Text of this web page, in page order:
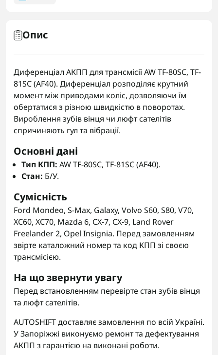
Опис
Диференціал АКПП для трансмісії AW TF-80SC, TF-
81SC (AF40). Диференціал розподіляє крутний
момент між приводами коліс, дозволяючи їм
обертатися з різною швидкістю в поворотах.
Вироблення зубів вінця чи люфт сателітів
спричиняють гул та вібрації.
Основні дані
Тип КПП: AW TF-80SC, TF-81SC (AF40).
Стан: Б/У.
Сумісність
Ford Mondeo, S-Max, Galaxy, Volvo S60, S80, V70,
XC60, XC70, Mazda 6, CX-7, CX-9, Land Rover
Freelander 2, Opel Insignia. Перед замовленням
звірте каталожний номер та код КПП зі своєю
трансмісією.
На що звернути увагу
Перед встановленням перевірте стан зубів вінця
та люфт сателітів.
AUTOSHIFT доставляє замовлення по всій Україні.
У Запоріжжі виконуємо ремонт та дефектування
АКПП з гарантією на виконані роботи.